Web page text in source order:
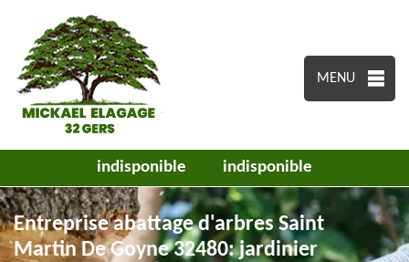
MENU
indisponible indisponible
Entreprise abattage d'arbres Saint
Martin De Goyne 32480: jardinier